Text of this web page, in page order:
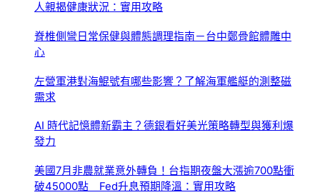
人親揭健康狀況：實用攻略
脊椎側彎日常保健與體態調理指南－台中鄭骨館體雕中
心
左營軍港對海鯤號有哪些影響？了解海軍艦艇的測整磁
需求
AI 時代記憶體新霸主？德銀看好美光策略轉型與獲利爆
發力
美國7月非農就業意外轉負！台指期夜盤大漲逾700點衝
破45000點 Fed升息預期降溫：實用攻略